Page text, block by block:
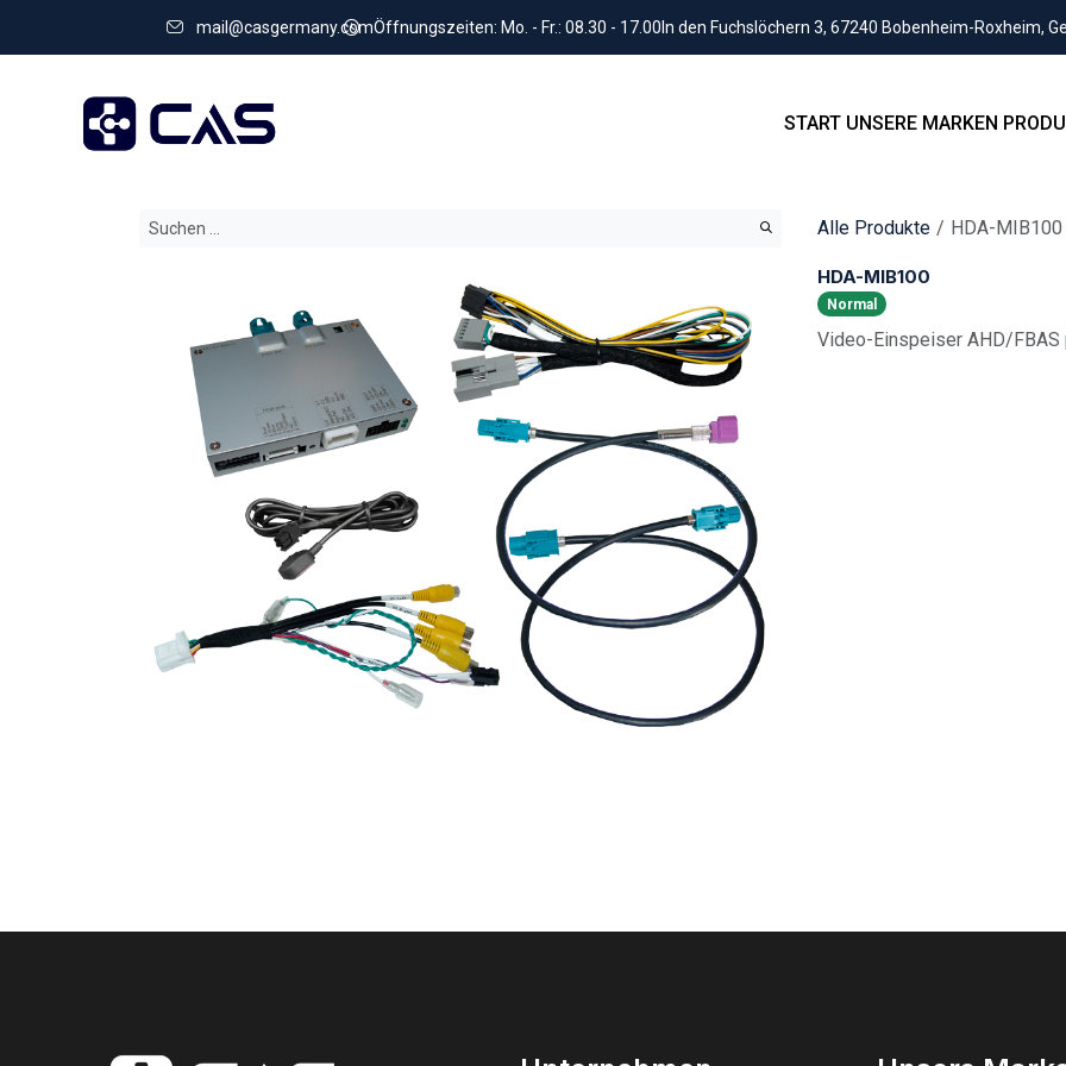
mail@casgermany.comÖffnungszeiten: Mo. - Fr.: 08.30 - 17.00 In den Fuchslöchern 3, 67240 Bobenheim-Roxheim,
START UNSERE MARKEN
Alle Produkte HDA-MIB100
HDA-MIB100
Normal
Video-Einspeiser AHD/